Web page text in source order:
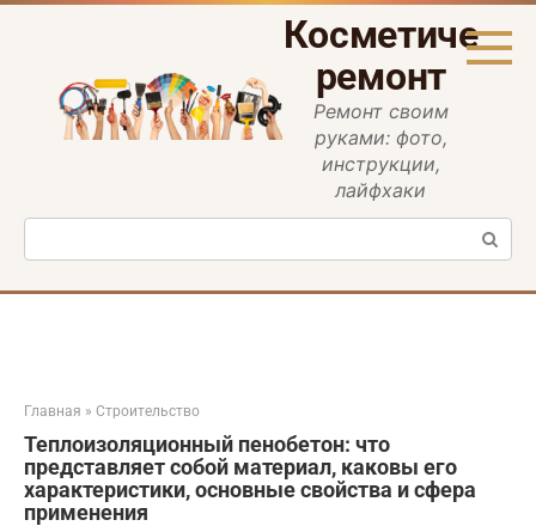
Перейти
ремонт
Ремонт своим
руками: фото,
инструкции,
лайфхаки
Поиск:
Главная » Строительство
Теплоизоляционный пенобетон: что
представляет собой материал, каковы его
характеристики, основные свойства и сфера
применения